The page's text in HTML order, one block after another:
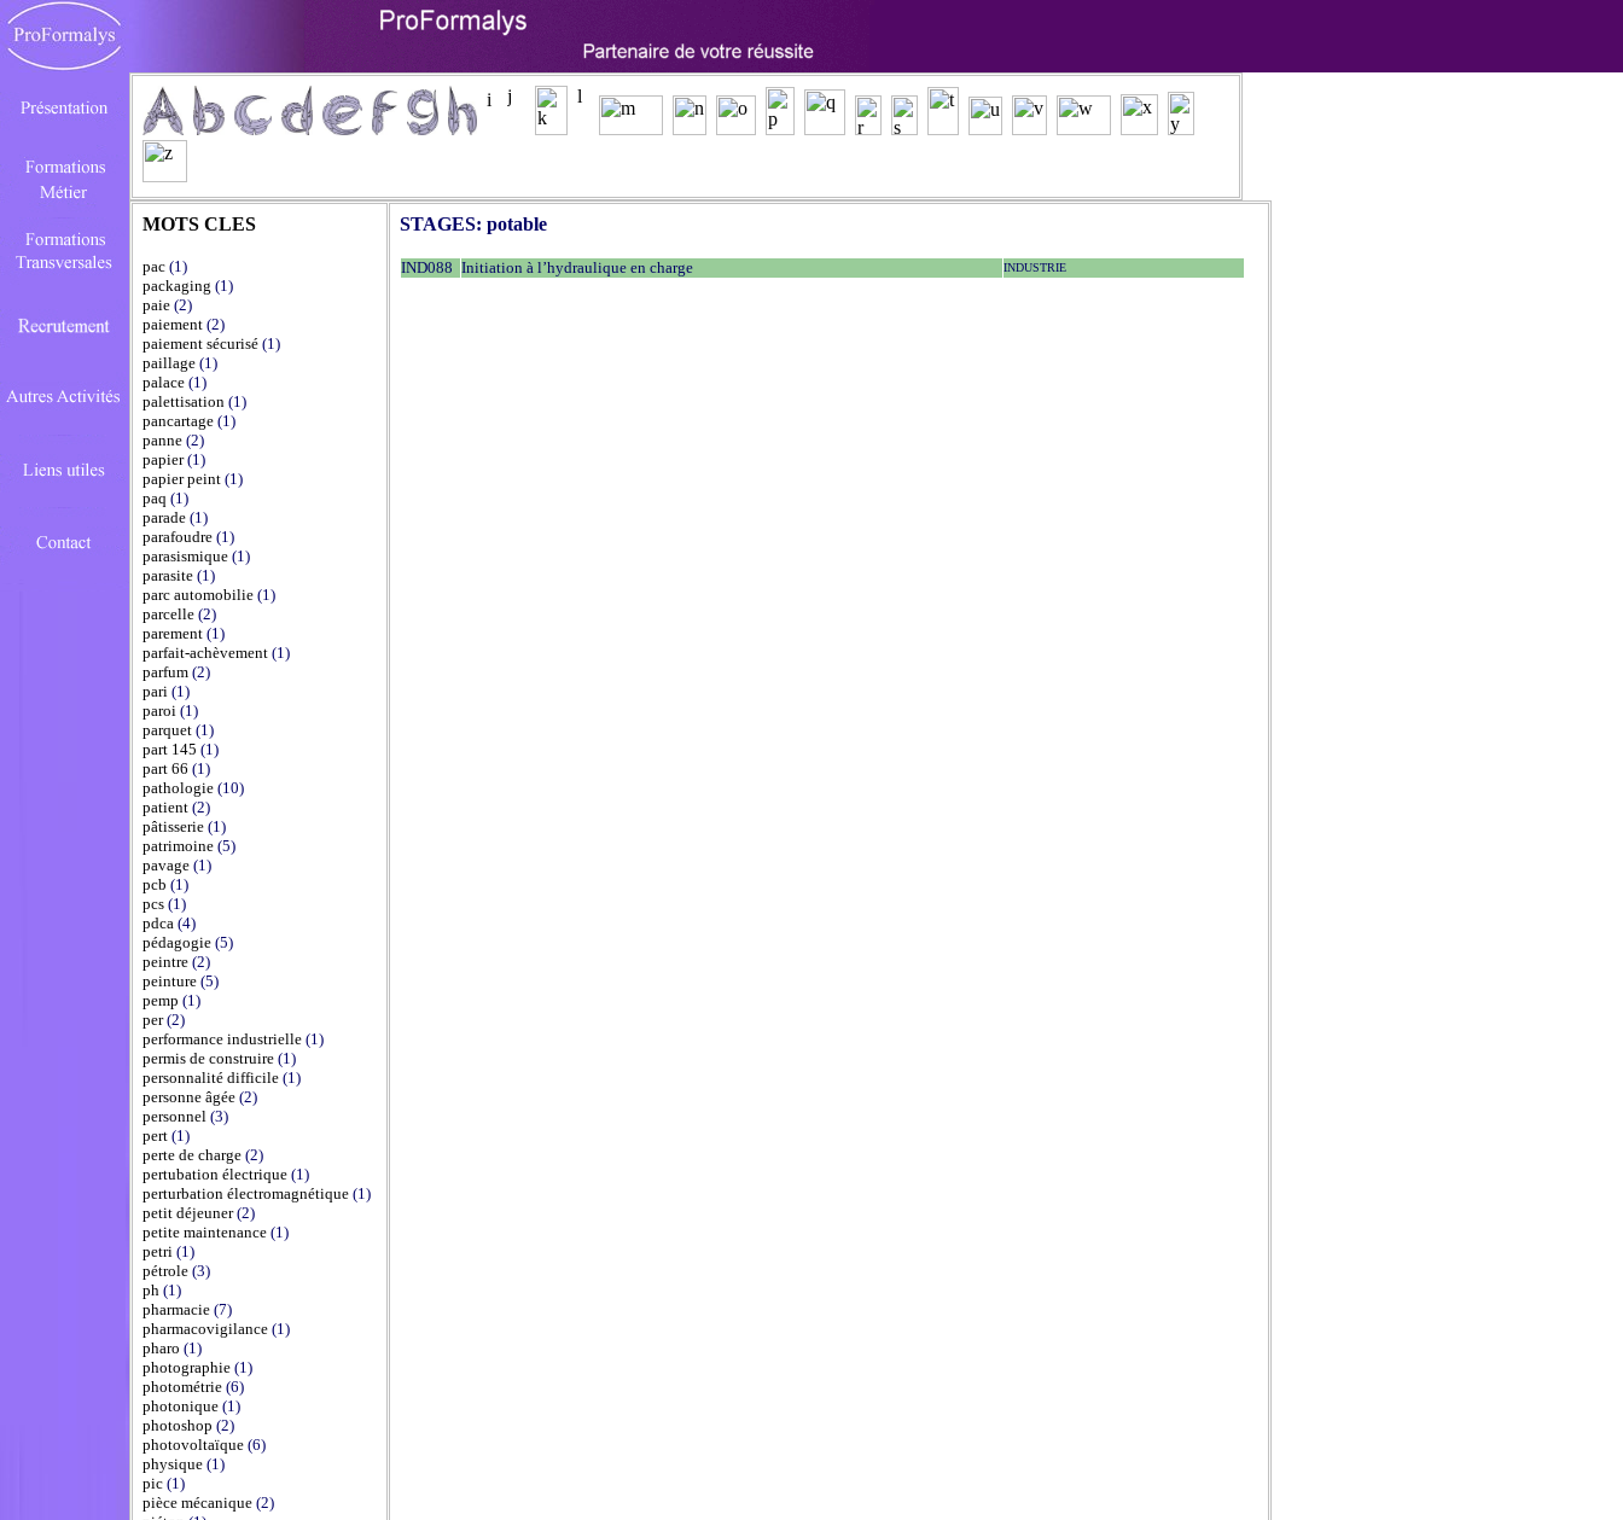
MOTS CLES
pac (1)
packaging (1)
paie (2)
paiement (2)
paiement sécurisé (1)
paillage (1)
palace (1)
palettisation (1)
pancartage (1)
panne (2)
papier(1)
papier peint (1)
paq (1)
parade (1)
parafoudre (1)
parasismique (1)
parasite (1)
parc automobilie (1)
parcelle (2)
parement (1)
parfait-achèvement (1)
parfum (2)
pari (1)
paroi (1)
parquet (1)
part 145 (1)
part 66 (1)
pathologie (10)
patient (2)
pâtisserie (1)
patrimoine (5)
pavage (1)
pcb (1)
pcs (1)
pdca (4)
pédagogie (5)
peintre (2)
peinture (5)
pemp (1)
per(2)
performance industrielle (1)
permis de construire (1)
personnalité difficile (1)
personne âgée (2)
personnel (3)
pert (1)
perte de charge (2)
pertubation électrique (1)
perturbation électromagnétique (1)
petit déjeuner(2)
petite maintenance (1)
petri (1)
pétrole (3)
ph (1)
pharmacie (7)
pharmacovigilance (1)
pharo (1)
photographie (1)
photométrie (6)
photonique (1)
photoshop (2)
photovoltaïque (6)
physique (1)
pic (1)
pièce mécanique (2)
STAGES: potable
IND088 Initiation à l’hydraulique en charge INDUSTRIE